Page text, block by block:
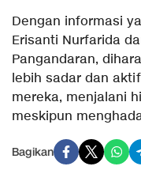
Dengan informasi
Erisanti Nurfarida
Pangandaran,
lebih sadar dan
mereka, menjalani
meskipun
Bagikan